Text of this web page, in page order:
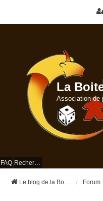
La
Association de
FAQ Rechercher
Le blog de la Boite à Chimère Forum